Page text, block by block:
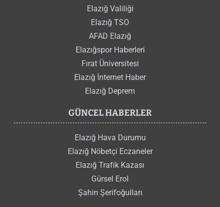
Elazığ Valiliği
Elazığ TSO
AFAD Elazığ
Elazığspor Haberleri
Fırat Üniversitesi
Elazığ İnternet Haber
Elazığ Deprem
GÜNCEL HABERLER
Elazığ Hava Durumu
Elazığ Nöbetçi Eczaneler
Elazığ Trafik Kazası
Gürsel Erol
Şahin Şerifoğulları